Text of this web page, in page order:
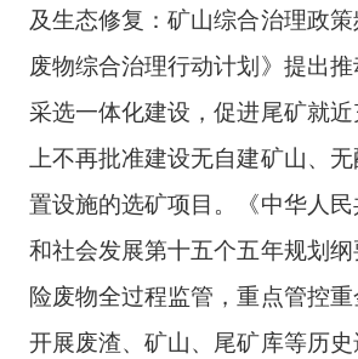
及生态修复：矿山综合治理政
废物综合治理行动计划》提出
采选一体化建设，促进尾矿就
上不再批准建设无自建矿山、
置设施的选矿项目。《中华人
和社会发展第十五个五年规划
险废物全过程监管，重点管控重
开展废渣、矿山、尾矿库等历